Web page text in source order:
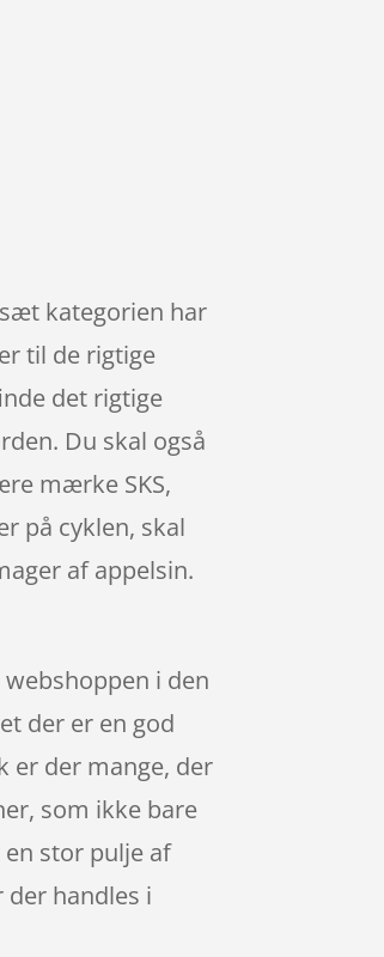
kategorien har
til de rigtige
det rigtige
Du skal også
mærke SKS,
på cyklen, skal
af appelsin.
i den
der er en god
er der mange, der
som ikke bare
stor pulje af
der handles i